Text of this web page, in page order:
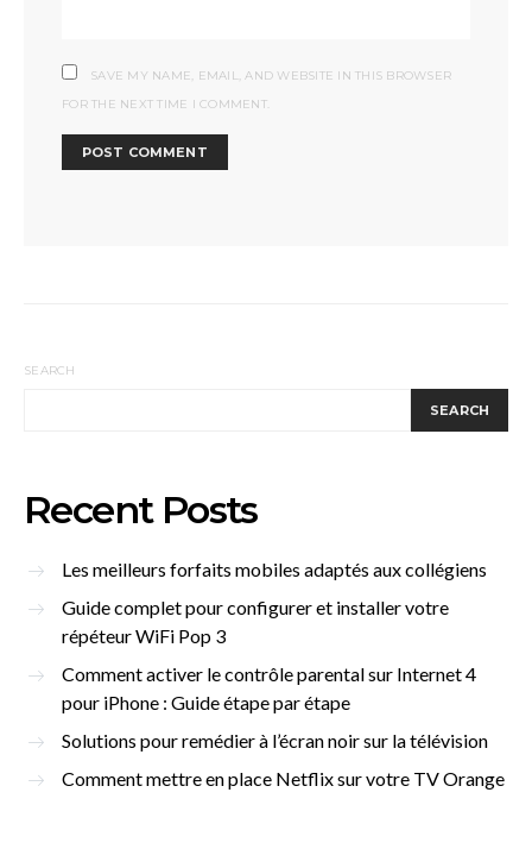
SAVE MY NAME, EMAIL, AND WEBSITE IN THIS BROWSER
FOR THE NEXT TIME I COMMENT.
SEARCH
SEARCH
Recent Posts
Les meilleurs forfaits mobiles adaptés aux collégiens
Guide complet pour configurer et installer votre
répéteur WiFi Pop 3
Comment activer le contrôle parental sur Internet 4
pour iPhone : Guide étape par étape
Solutions pour remédier à l’écran noir sur la télévision
Comment mettre en place Netflix sur votre TV Orange